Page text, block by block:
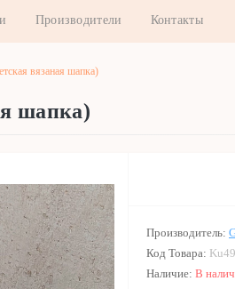
Производители Контакты
вязаная шапка)
шапка)
Производитель:
Код Товара:
Наличие: В